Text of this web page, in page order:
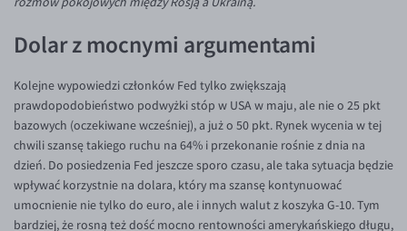
Inne pary walutowe
AUD/PLN
CAD/PLN
CNY/PLN
HKD/PLN
HUF/PLN
ILS/PLN
Aplikacja mobilna
Bezpieczeństwo
Pomoc
FAQ
Konto i opłaty
Wymiana walut
Banki i przelewy
Poradnik
KONTAKT
Dla mediów
Dolar z mocnymi argumentami
Kolejne wypowiedzi członków Fed tylko zwiększają
prawdopodobieństwo podwyżki stóp w USA w maju, ale nie o 25 pkt
bazowych (oczekiwane wcześniej), a już o 50 pkt. Rynek wycenia w tej
chwili szansę takiego ruchu na 64% i przekonanie rośnie z dnia na
dzień. Do posiedzenia Fed jeszcze sporo czasu, ale taka sytuacja będzie
wpływać korzystnie na dolara, który ma szansę kontynuować
umocnienie nie tylko do euro, ale i innych walut z koszyka G-10. Tym
bardziej, że rosną też dość mocno rentowności amerykańskiego długu,